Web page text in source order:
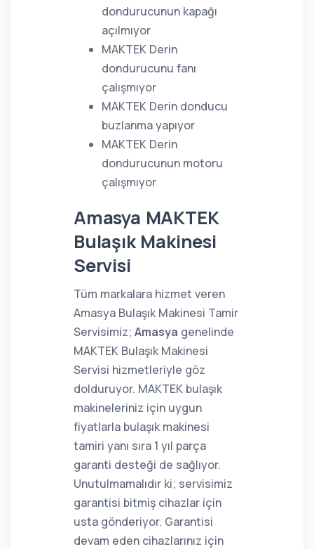
dondurucunun kapağı
açılmıyor
MAKTEK Derin
dondurucunu fanı
çalışmıyor
MAKTEK Derin donducu
buzlanma yapıyor
MAKTEK Derin
dondurucunun motoru
çalışmıyor
Amasya MAKTEK
Bulaşık Makinesi
Servisi
Tüm markalara hizmet veren
Amasya Bulaşık Makinesi Tamir
Servisimiz; Amasya genelinde
MAKTEK Bulaşık Makinesi
Servisi hizmetleriyle göz
dolduruyor. MAKTEK bulaşık
makineleriniz için uygun
fiyatlarla bulaşık makinesi
tamiri yanı sıra 1 yıl parça
garanti desteği de sağlıyor.
Unutulmamalıdır ki; servisimiz
garantisi bitmiş cihazlar için
usta gönderiyor. Garantisi
devam eden cihazlarınız için